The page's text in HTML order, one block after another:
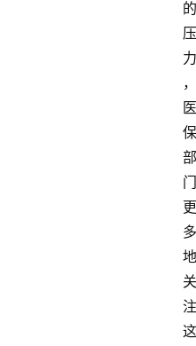
的
压
力
，
医
保
部
门
更
多
地
关
注
这